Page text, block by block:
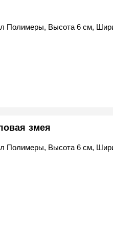
Полимеры, Высота 6 см,
змея
Полимеры, Высота 6 см,